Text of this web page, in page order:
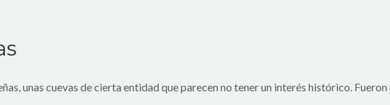
unas cuevas de cierta entidad que parecen no tener un interés histórico.